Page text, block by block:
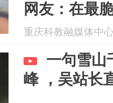
网友：在最
想保护的东
重庆科教融媒体中
一句雪山
峰 ，吴站长